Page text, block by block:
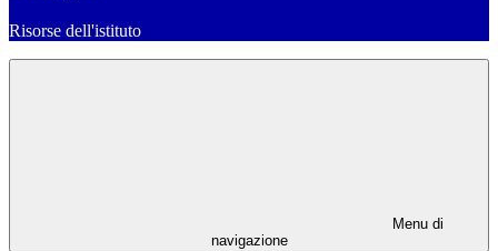
Risorse dell'istituto
Menu di
navigazione